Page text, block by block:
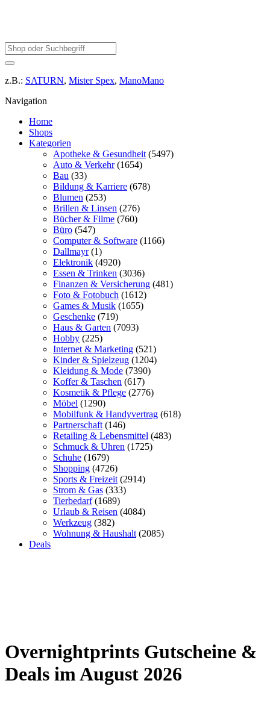
z.B.: SATURN, Mister Spex, ManoMano
Navigation
Home
Shops
Kategorien
Apotheke & Gesundheit (5497)
Auto & Verkehr (1654)
Bau (33)
Bildung & Karriere (678)
Blumen (253)
Brillen & Linsen (276)
Bücher & Filme (760)
Büro (547)
Computer & Software (1166)
Dallmayr (1)
Elektronik (4920)
Essen & Trinken (3036)
Finanzen & Versicherung (481)
Foto & Fotobuch (1612)
Games & Musik (1655)
Geschenke (719)
Haus & Garten (7093)
Hobby (225)
Internet & Marketing (521)
Kinder & Spielzeug (1204)
Kleidung & Mode (7390)
Koffer & Taschen (617)
Kosmetik & Pflege (2776)
Möbel (1290)
Mobilfunk & Handyvertrag (618)
Partnerschaft (146)
Retailing & Lebensmittel (483)
Schmuck & Uhren (1725)
Schuhe (1679)
Shopping (4726)
Sports & Freizeit (2914)
Strom & Gas (333)
Tierbedarf (1689)
Urlaub & Reisen (4084)
Werkzeug (382)
Wohnung & Haushalt (2085)
Deals
Overnightprints Gutscheine &
Deals im August 2026